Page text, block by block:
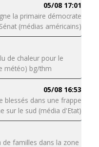
05/08 17:01
la primaire démocrate
(médias américains)
de chaleur pour le
météo) bg/thm
05/08 16:53
blessés dans une frappe
sur le sud (média d'Etat)
de familles dans la zone